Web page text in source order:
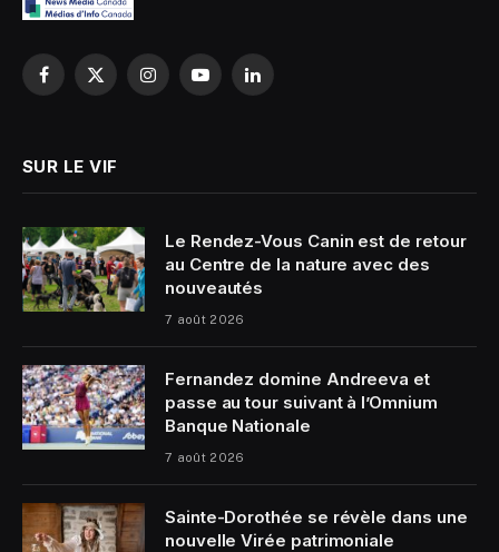
Facebook
X
InstagramYouTubeLinkedIn
SUR LE VIF
Le Rendez-Vous Canin est de retour
au Centre de la nature avec des
nouveautés
7 août 2026
Fernandez domine Andreeva et
passe au tour suivant à l’Omnium
Banque Nationale
7 août 2026
Sainte-Dorothée se révèle dans une
nouvelle Virée patrimoniale